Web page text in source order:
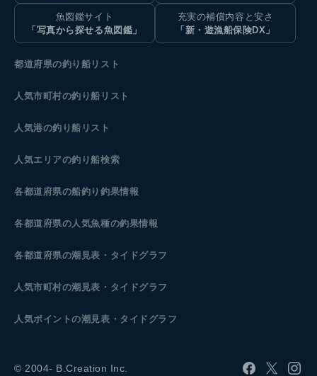
魚図鑑サイト
「写真から探せる魚図鑑」
充実の補償内容と安さ
「新・遊漁船保険DX」
都道府県の釣り船リスト
人気市町村の釣り船リスト
人気港の釣り船リスト
人気エリアの釣り船検索
各都道府県の船釣り釣果情報
各都道府県の人気魚種の釣果情報
各都道府県の潮見表 ・タイドグラフ
人気市町村の潮見表・タイドグラフ
人気ポイントの潮見表・タイドグラフ
© 2004- B.Creation Inc.